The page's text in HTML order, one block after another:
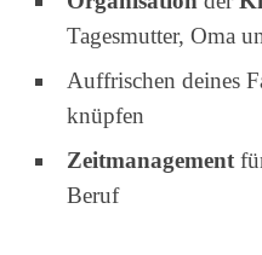
Tagesmutter, Oma
Auffrischen deines
knüpfen
Zeitmanagement
Beruf